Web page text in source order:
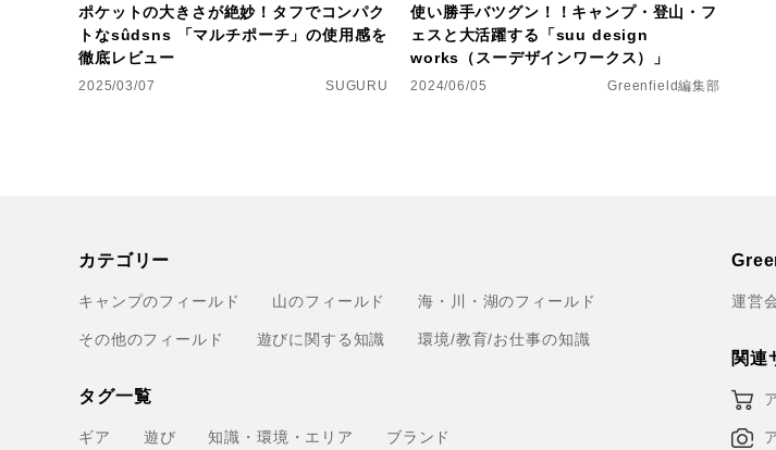
ポケットの大きさが絶妙！タフでコンパク
トなsûdsns 「マルチポーチ」の使用感を
徹底レビュー
2025/03/07 SUGURU
使い勝手バツグン！！キャンプ・登山・フ
ェスと大活躍する「suu design
works（スーデザインワークス）」
2024/06/05 Greenfield編集部
カテゴリー
キャンプのフィールド 山のフィールド 海・川・湖のフィールド
その他のフィールド 遊びに関する知識 環境/教育/お仕事の知識
タグ一覧
ギア 遊び 知識・環境・エリア ブランド
運営
関連